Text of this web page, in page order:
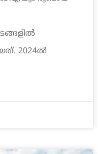
2024ൽ